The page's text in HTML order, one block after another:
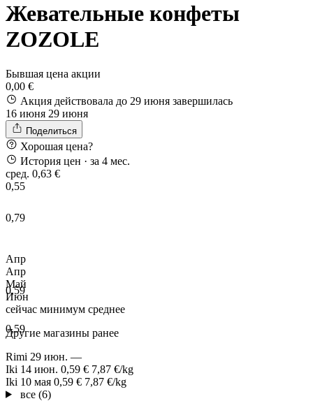
Жевательные конфеты
ZOZOLE
Бывшая цена акции
0,00 €
Акция действовала до 29 июня завершилась
16 июня 29 июня
Поделиться
Хорошая цена?
История цен · за 4 мес.
сред. 0,63 €
0,55
0,79
0,59
0,59
Апр
Апр
Май
Июн
сейчас минимум среднее
Другие магазины ранее
Rimi 29 июн. —
Iki 14 июн. 0,59 € 7,87 €/kg
Iki 10 мая 0,59 € 7,87 €/kg
все (6)